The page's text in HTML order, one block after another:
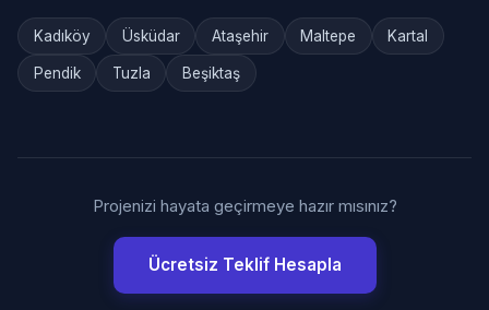
Kadıköy Üsküdar Ataşehir Maltepe Kartal
Pendik Tuzla Beşiktaş
Projenizi hayata geçirmeye hazır mısınız?
Ücretsiz Teklif Hesapla